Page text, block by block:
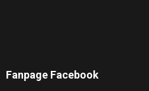
Fanpage Facebook